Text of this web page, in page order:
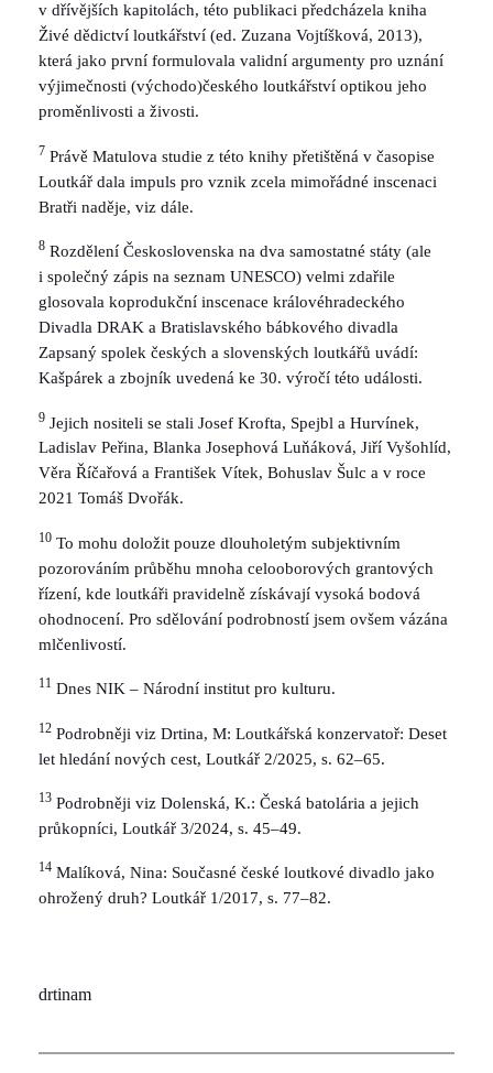
v dřívějších kapitolách, této publikaci předcházela kniha
Živé dědictví loutkářství (ed. Zuzana Vojtíšková, 2013),
která jako první formulovala validní argumenty pro uznání
výjimečnosti (východo)českého loutkářství optikou jeho
proměnlivosti a živosti.
7 Právě Matulova studie z této knihy přetištěná v časopise
Loutkář dala impuls pro vznik zcela mimořádné inscenaci
Bratři naděje, viz dále.
8Rozdělení Československa na dva samostatné státy (ale
i společný zápis na seznam UNESCO) velmi zdařile
glosovala koprodukční inscenace královéhradeckého
Divadla DRAK a Bratislavského bábkového divadla
Zapsaný spolek českých a slovenských loutkářů uvádí:
Kašpárek a zbojník uvedená ke 30. výročí této události.
9Jejich nositeli se stali Josef Krofta, Spejbl a Hurvínek,
Ladislav Peřina, Blanka Josephová Luňáková, Jiří Vyšohlíd,
Věra Říčařová a František Vítek, Bohuslav Šulc a v roce
2021 Tomáš Dvořák.
10To mohu doložit pouze dlouholetým subjektivním
pozorováním průběhu mnoha celooborových grantových
řízení, kde loutkáři pravidelně získávají vysoká bodová
ohodnocení. Pro sdělování podrobností jsem ovšem vázána
mlčenlivostí.
11 Dnes NIK – Národní institut pro kulturu.
12Podrobněji viz Drtina, M: Loutkářská konzervatoř: Deset
let hledání nových cest, Loutkář 2/2025, s. 62–65.
13Podrobněji viz Dolenská, K.: Česká batolária a jejich
průkopníci, Loutkář 3/2024, s. 45–49.
14Malíková, Nina: Současné české loutkové divadlo jako
ohrožený druh? Loutkář 1/2017, s. 77–82.
drtinam